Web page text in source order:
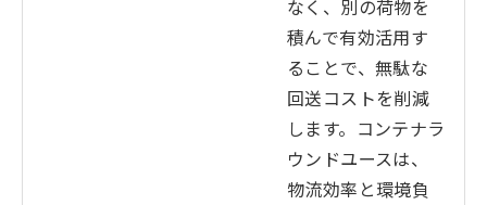
なく、別の荷物を
積んで有効活用す
ることで、無駄な
回送コストを削減
します。コンテナラ
ウンドユースは、
物流効率と環境負